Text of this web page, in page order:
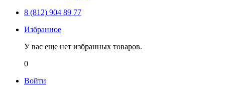
8 (812) 904 89 77
Избранное
У вас еще нет избранных товаров.
0
Войти